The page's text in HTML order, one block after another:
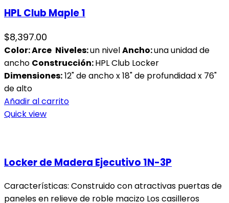
HPL Club Maple 1
$8,397.00
Color:Arce Niveles:un nivelAncho:una unidad de
ancho Construcción:HPL Club Locker
Dimensiones:12" de ancho x 18" de profundidad x 76"
de alto
Añadir al carrito
Quick view
Locker de Madera Ejecutivo 1N-3P
Características: Construido con atractivas puertas de
paneles en relieve de roble macizo Los casilleros